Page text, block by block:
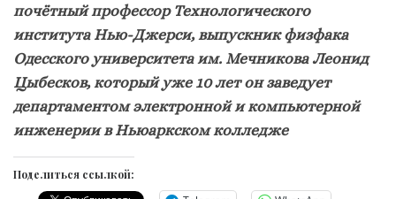
почётный профессор Технологического
института Нью-Джерси, выпускник физфака
Одесского университета им. Мечникова Леонид
Цыбесков, который уже 10 лет он заведует
департаментом электронной и компьютерной
инженерии в Ньюаркском колледже
Поделиться ссылкой: